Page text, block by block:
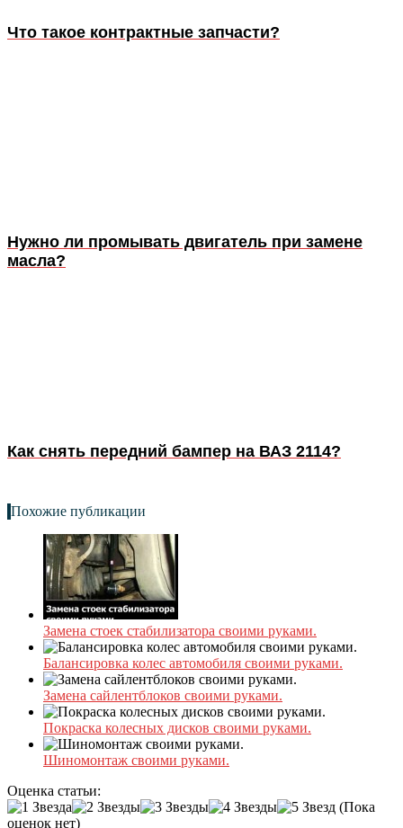
Что такое контрактные запчасти?
Нужно ли промывать двигатель при замене
масла?
Как снять передний бампер на ВАЗ 2114?
Похожие публикации
Замена стоек стабилизатора своими руками.
Балансировка колес автомобиля своими руками.
Замена сайлентблоков своими руками.
Покраска колесных дисков своими руками.
Шиномонтаж своими руками.
Оценка статьи:
(Пока
оценок нет)